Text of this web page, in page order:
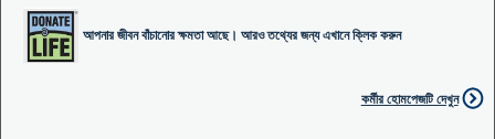
আপনার জীবন বাঁচানোর ক্ষমতা আছে। আরও তথ্যের জন্য এখানে ক্লিক করুন
কর্মীর হোমপেজটি দেখুন